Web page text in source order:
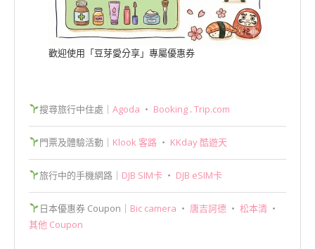
歡迎使用「豆芽愛分享」專屬優惠券
搜尋旅行中住處｜ Agoda ‧ Booking. Trip.com
門票及體驗活動｜ Klook 客路‧ KKday 酷遊天
旅行中的手機網路｜ DJB SIM卡‧ DJB eSIM卡
日本優惠券 Coupon｜ Bic camera ‧ 唐吉訶德‧ 松本清‧
其他 Coupon